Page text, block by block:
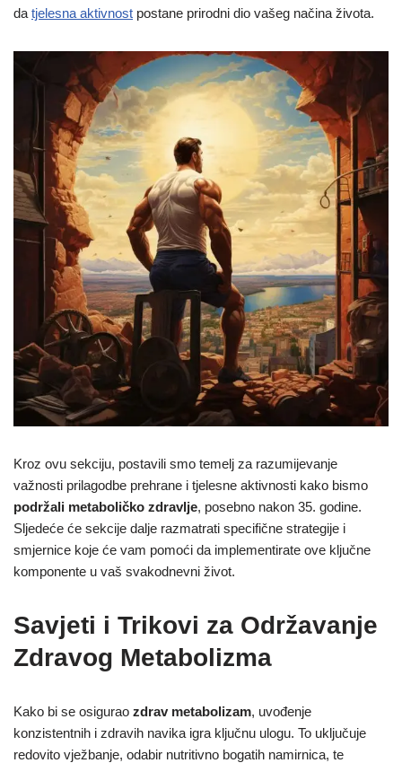
da tjelesna aktivnost postane prirodni dio vašeg načina života.
Kroz ovu sekciju, postavili smo temelj za razumijevanje
važnosti prilagodbe prehrane i tjelesne aktivnosti kako bismo
podržali metaboličko zdravlje, posebno nakon 35. godine.
Sljedeće će sekcije dalje razmatrati specifične strategije i
smjernice koje će vam pomoći da implementirate ove ključne
komponente u vaš svakodnevni život.
Savjeti i Trikovi za Održavanje
Zdravog Metabolizma
Kako bi se osigurao zdrav metabolizam, uvođenje
konzistentnih i zdravih navika igra ključnu ulogu. To uključuje
redovito vježbanje, odabir nutritivno bogatih namirnica, te